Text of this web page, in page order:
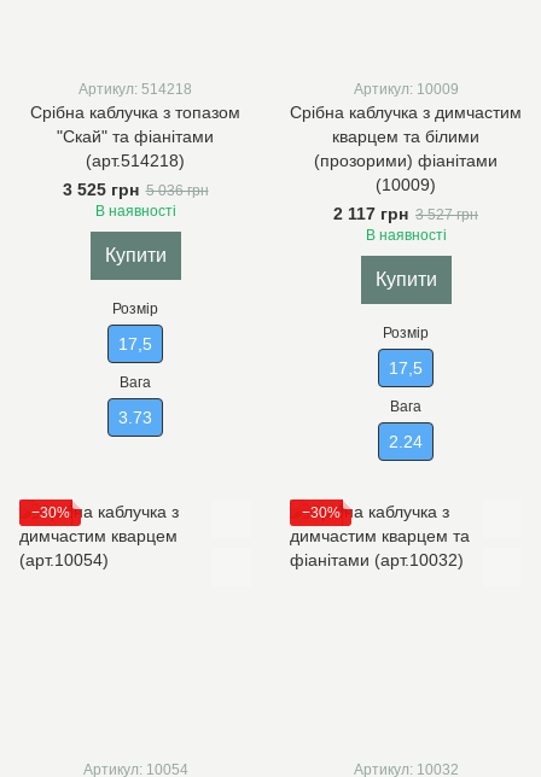
Артикул: 514218
Срібна каблучка з топазом
"Скай" та фіанітами
(арт.514218)
3 525 грн 5 036 грн
В наявності
Купити
Розмір
17,5
Вага
3.73
Артикул: 10009
Срібна каблучка з димчастим
кварцем та білими
(прозорими) фіанітами
(10009)
2 117 грн 3 527 грн
В наявності
Купити
Розмір
17,5
Вага
2.24
−30%
Артикул: 10054
−30%
Артикул: 10032